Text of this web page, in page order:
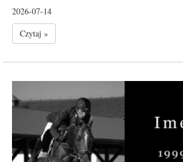
2026-07-14
Czytaj »